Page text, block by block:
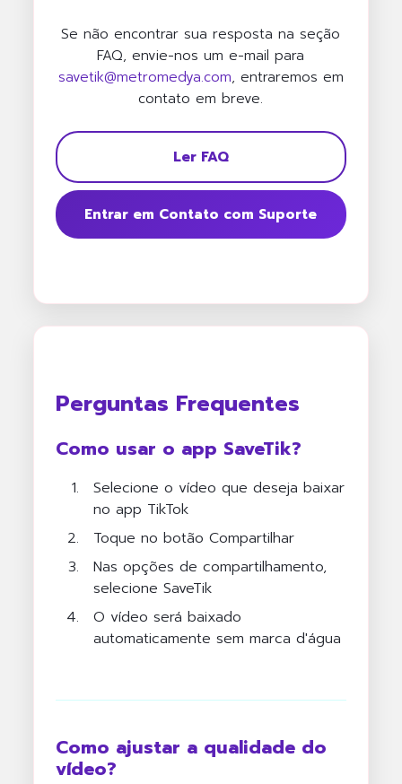
Se não encontrar sua resposta na seção
FAQ, envie-nos um e-mail para
savetik@metromedya.com, entraremos em
contato em breve.
Ler FAQ
Entrar em Contato com Suporte
Perguntas Frequentes
Como usar o app SaveTik?
Selecione o vídeo que deseja baixar
no app TikTok
Toque no botão Compartilhar
Nas opções de compartilhamento,
selecione SaveTik
O vídeo será baixado
automaticamente sem marca d'água
Como ajustar a qualidade do
vídeo?